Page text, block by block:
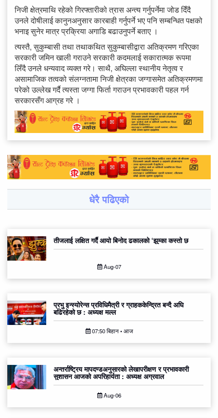
निजी क्षेत्रमाथि रहेको गिरफ्तारीको त्रास अन्त्य गर्नुपर्नेमा जोड दिँदै
उनले दोषीलाई कानुनअनुसार कारबाही गर्नुपर्ने भए पनि सम्बन्धित पक्षको
भनाइ सुनेर मात्र प्रक्रिया अगाडि बढाउनुपर्ने बताए ।
त्यस्तै, सुकुम्बासी तथा तथाकथित सुकुम्बासीद्वारा अतिक्रमण गरिएका
सरकारी जमिन खाली गराउने सरकारी कदमलाई सकारात्मक रूपमा
लिँदै उनले धन्यवाद व्यक्त गरे। साथै, अघिल्ला स्थानीय नेतृत्व र
असामाजिक तत्वको संलग्नतामा निजी क्षेत्रका जग्गासमेत अतिक्रमणमा
परेको उल्लेख गर्दै त्यस्ता जग्गा फिर्ता गराउन प्रभावकारी पहल गर्न
सरकारसँग आग्रह गरे ।
धेरै पढिएको
तीजलाई लक्षित गर्दै आयो बिनोद ढकालको ‘झुम्का कस्तो छ
Aug-07
प्रभु इन्स्योरेन्स प्रविधिमैत्री र ग्राहककेन्द्रित बन्दै अघि
बढिरहेको छ : अध्यक्ष मल्ल
07:50 बिहान • आज
अन्तर्राष्ट्रिय मापदण्डअनुसारको लेखापरीक्षण र प्रभावकारी
सुशासन आजको अपरिहार्यता : अध्यक्ष अग्रवाल
Aug-06